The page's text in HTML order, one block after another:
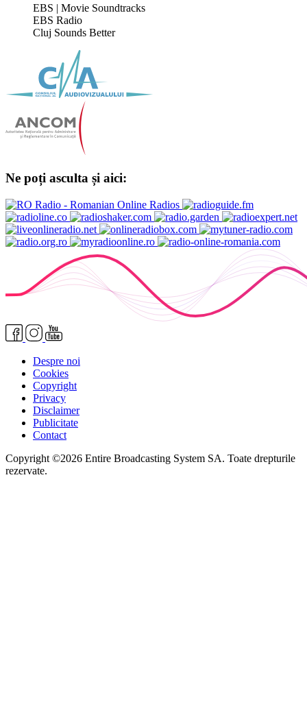
EBS | Movie Soundtracks
EBS Radio
Cluj Sounds Better
Ne poți asculta și aici:
Despre noi
Cookies
Copyright
Privacy
Disclaimer
Publicitate
Contact
Copyright ©2026 Entire Broadcasting System SA. Toate drepturile
rezervate.